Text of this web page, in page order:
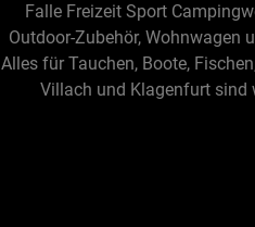
Falle Freizeit Sport
Outdoor-Zubehör, Wohnwagen
Alles für Tauchen, Boote,
Villach und Klagenfurt sind